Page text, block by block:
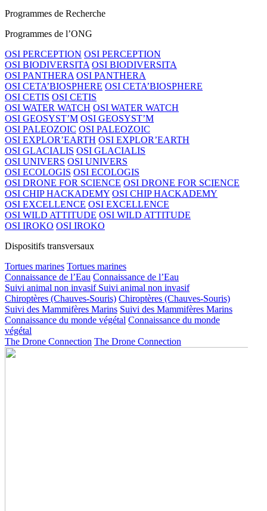
Programmes de Recherche
Programmes de l’ONG
OSI PERCEPTION OSI PERCEPTION
OSI BIODIVERSITA OSI BIODIVERSITA
OSI PANTHERA OSI PANTHERA
OSI CETA’BIOSPHERE OSI CETA’BIOSPHERE
OSI CETIS OSI CETIS
OSI WATER WATCH OSI WATER WATCH
OSI GEOSYST’M OSI GEOSYST’M
OSI PALEOZOIC OSI PALEOZOIC
OSI EXPLOR’EARTH OSI EXPLOR’EARTH
OSI GLACIALIS OSI GLACIALIS
OSI UNIVERS OSI UNIVERS
OSI ECOLOGIS OSI ECOLOGIS
OSI DRONE FOR SCIENCE OSI DRONE FOR SCIENCE
OSI CHIP HACKADEMY OSI CHIP HACKADEMY
OSI EXCELLENCE OSI EXCELLENCE
OSI WILD ATTITUDE OSI WILD ATTITUDE
OSI IROKO OSI IROKO
Dispositifs transversaux
Tortues marines Tortues marines
Connaissance de l’Eau Connaissance de l’Eau
Suivi animal non invasif Suivi animal non invasif
Chiroptères (Chauves-Souris) Chiroptères (Chauves-Souris)
Suivi des Mammifères Marins Suivi des Mammifères Marins
Connaissance du monde végétal Connaissance du monde
végétal
The Drone Connection The Drone Connection